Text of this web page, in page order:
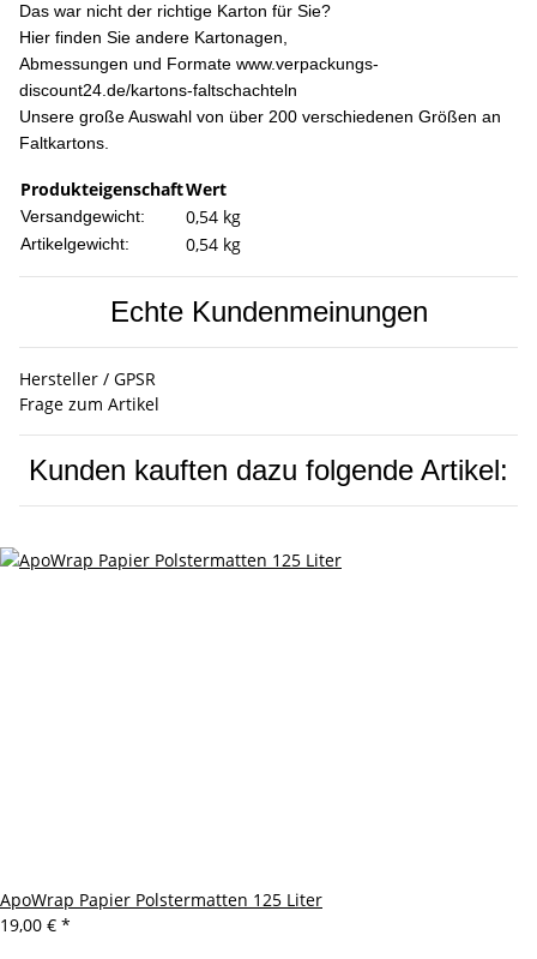
Das war nicht der richtige Karton für Sie?
Hier finden Sie andere Kartonagen,
Abmessungen und Formate www.verpackungs-
discount24.de/kartons-faltschachteln
Unsere große Auswahl von über 200 verschiedenen Größen an
Faltkartons.
ProdukteigenschaftWert
Versandgewicht: 0,54 kg
Artikelgewicht: 0,54 kg
Echte Kundenmeinungen
Hersteller / GPSR
Frage zum Artikel
Kunden kauften dazu folgende Artikel:
ApoWrap Papier Polstermatten 125 Liter
19,00 € *